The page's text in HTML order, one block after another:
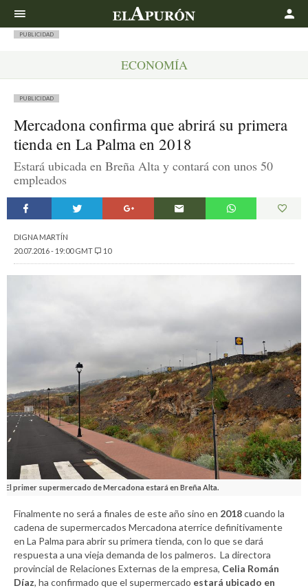
PUBLICIDAD
ECONOMÍA
PUBLICIDAD
Mercadona confirma que abrirá su primera
tienda en La Palma en 2018
Estará ubicada en Breña Alta y contará con unos 50
empleados
DIGNA MARTÍN
20.07.2016 - 19:00 GMT
10
El primer supermercado de Mercadona estará en Breña Alta.
Finalmente no será a finales de este año sino en 2018cuando la
cadena de supermercados Mercadona aterrice definitivamente
en La Palma para abrir su primera tienda, con lo que se dará
respuesta a una vieja demanda de los palmeros. La directora
provincial de Relaciones Externas de la empresa, Celia Román
Díaz, ha confirmado que el supermercado estará ubicado en